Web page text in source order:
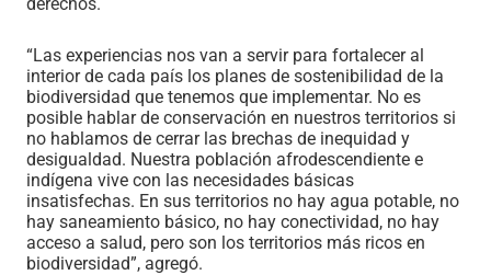
“Las experiencias nos van a servir para fortalecer al
interior de cada país los planes de sostenibilidad de la
biodiversidad que tenemos que implementar. No es
posible hablar de conservación en nuestros territorios si
no hablamos de cerrar las brechas de inequidad y
desigualdad. Nuestra población afrodescendiente e
indígena vive con las necesidades básicas
insatisfechas. En sus territorios no hay agua potable, no
hay saneamiento básico, no hay conectividad, no hay
acceso a salud, pero son los territorios más ricos en
biodiversidad”, agregó.